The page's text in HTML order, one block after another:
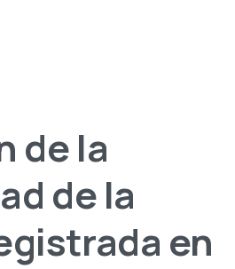
de la
de la
en